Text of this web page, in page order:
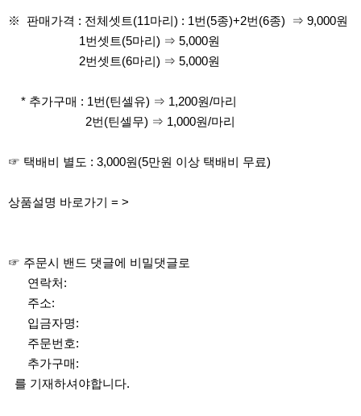
※ 판매가격 : 전체셋트(11마리) : 1번(5종)+2번(6종) ⇒ 9,000원
1번셋트(5마리) ⇒ 5,000원
2번셋트(6마리) ⇒ 5,000원
* 추가구매 : 1번(틴셀유) ⇒ 1,200원/마리
2번(틴셀무) ⇒ 1,000원/마리
☞ 택배비 별도 : 3,000원(5만원 이상 택배비 무료)
상품설명 바로가기 = >
☞ 주문시 밴드 댓글에 비밀댓글로
연락처:
주소:
입금자명:
주문번호:
추가구매:
를 기재하셔야합니다.